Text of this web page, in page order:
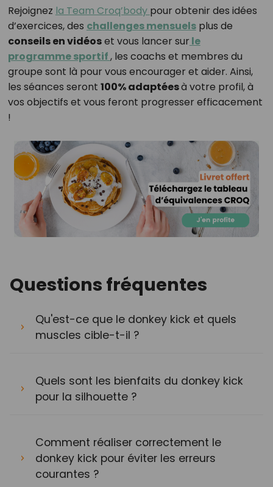
Rejoignez la Team Croq’body pour obtenir des idées
d’exercices, des challenges mensuelsplus de
conseils en vidéoset vous lancer sur le
programme sportif, les coachs et membres du
groupe sont là pour vous encourager et aider. Ainsi,
les séances seront 100% adaptéesà votre profil, à
vos objectifs et vous feront progresser efficacement
!
Questions fréquentes
Qu'est-ce que le donkey kick et quels
muscles cible-t-il ?
Quels sont les bienfaits du donkey kick
pour la silhouette ?
Comment réaliser correctement le
donkey kick pour éviter les erreurs
courantes ?